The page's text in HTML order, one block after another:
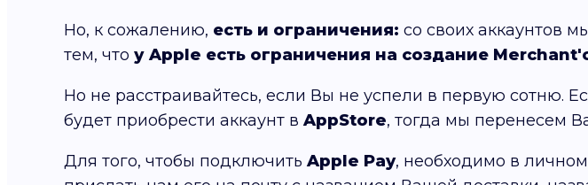
Но, к сожалению, есть и ограничения: со своих аккаунтов
тем, что у Apple есть ограничения на создание
Но не расстраивайтесь, если Вы не успели в первую сотню.
будет приобрести аккаунт в AppStore, тогда мы перенесем
Для того, чтобы подключить Apple Pay, необходимо в